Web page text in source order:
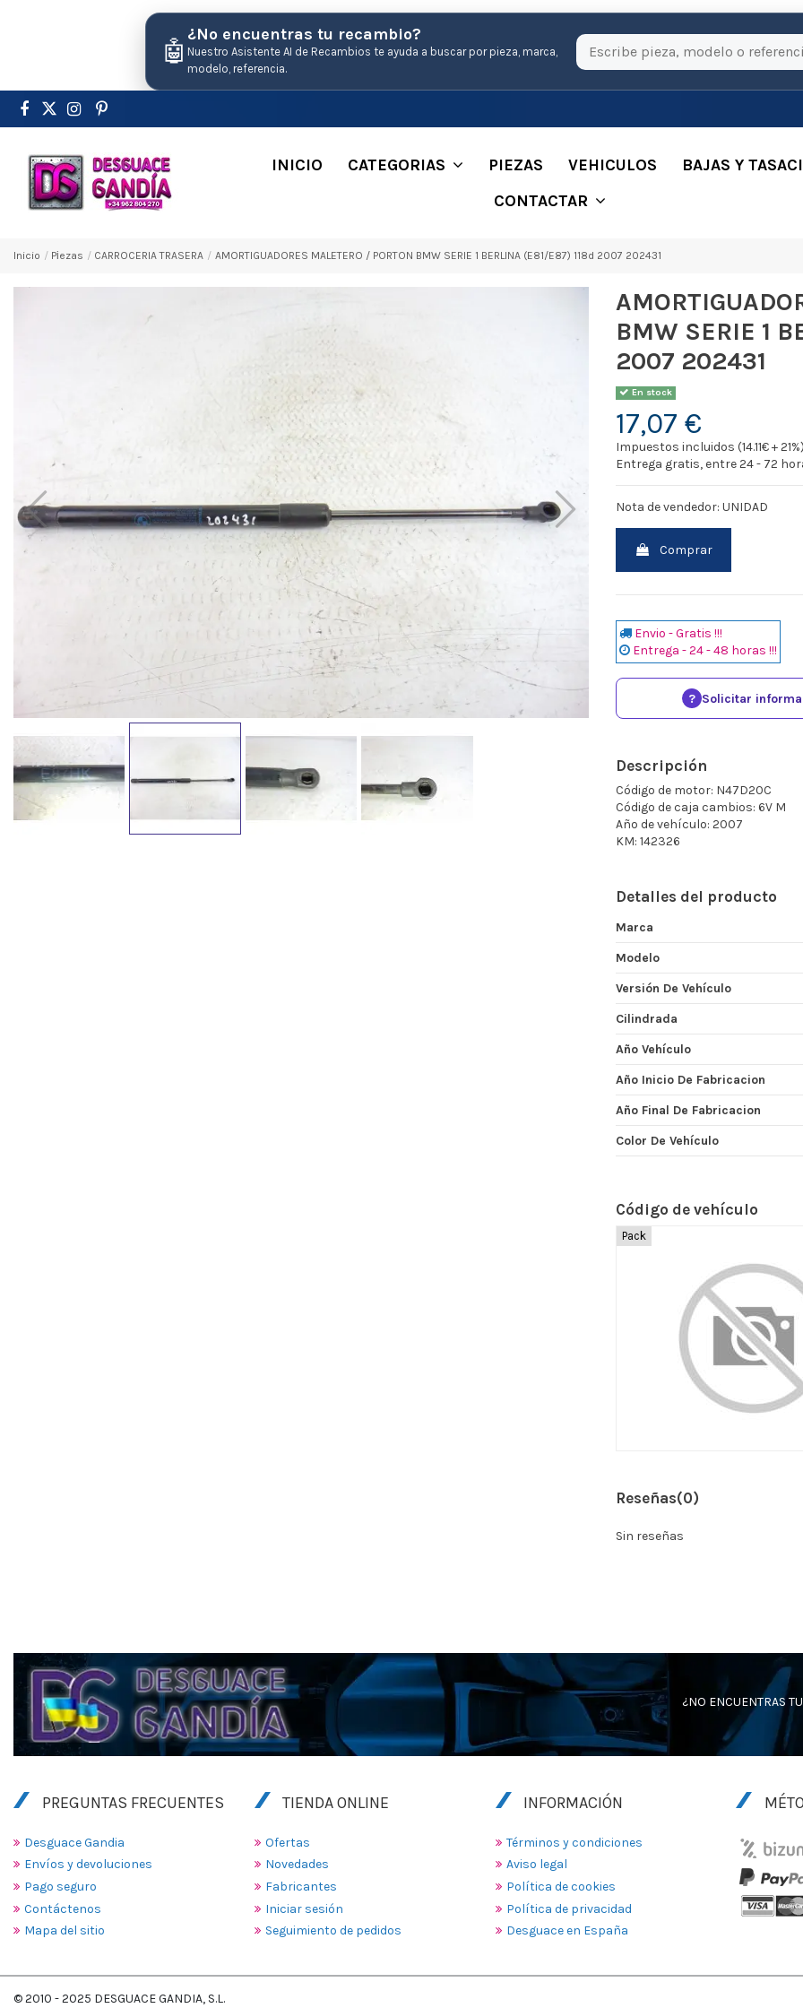
🤖
¿No encuentras tu recambio?
Nuestro Asistente AI de Recambios te ayuda a buscar por pieza, marca,
modelo, referencia.
INICIO CATEGORIAS PIEZAS VEHICULOS
BAJAS Y
CONTACTAR
Inicio Pіezas CARROCERIA TRASERA AMORTIGUADORES MALETERO / PORTON BMW SERIE 1 BERLINA (E81/E87) 118d 2007 202431
BMW SERIE 1
2007 202431
En stock
17,07 €
Impuestos incluidos (14.11€ + 21%)
Entrega gratis, entre 24 - 72
Nota de vendedor: UNIDAD
Comprar
Envio - Gratis !!!
Entrega - 24 - 48 horas !!!
? Solicitar
Descripción
Código de motor: N47D20C
Código de caja cambios: 6V M
Año de vehículo: 2007
KM: 142326
Detalles del producto
Marca
Modelo
Versión De Vehículo
Cilindrada
Año Vehículo
Año Inicio De Fabricacion
Año Final De Fabricacion
Color De Vehículo
Código de vehículo
Pack
Reseñas(0)
Sin reseñas
¿NO ENCUENTRAS
PREGUNTAS FRECUENTES
Desguace Gandia
Envíos y devoluciones
Pago seguro
Contáctenos
Mapa del sitio
TIENDA ONLINE
Ofertas
Novedades
Fabricantes
Iniciar sesión
Seguimiento de pedidos
INFORMACIÓN
Términos y condiciones
Aviso legal
Política de cookies
Política de privacidad
Desguace en España
© 2010 - 2025 DESGUACE GANDIA, S.L.